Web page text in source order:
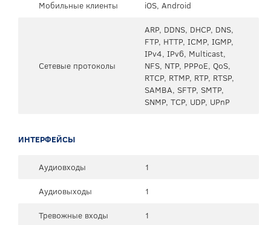
Мобильные клиенты iOS, Android
Сетевые протоколы
ARP, DDNS, DHCP, DNS,
FTP, HTTP, ICMP, IGMP,
IPv4, IPv6, Multicast,
NFS, NTP, PPPoE, QoS,
RTCP, RTMP, RTP, RTSP,
SAMBA, SFTP, SMTP,
SNMP, TCP, UDP, UPnP
ИНТЕРФЕЙСЫ
Аудиовходы
1
Аудиовыходы
1
Тревожные входы
1